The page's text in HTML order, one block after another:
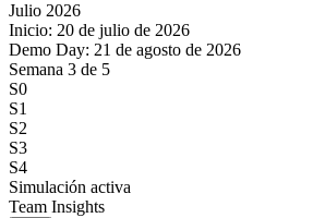
Julio 2026
Inicio: 20 de julio de 2026
Demo Day: 21 de agosto de 2026
Semana 3 de 5
S0
S1
S2
S3
S4
Simulación activa
Team Insights